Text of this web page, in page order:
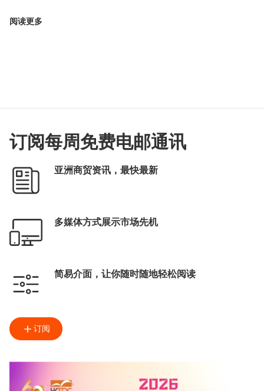
阅读更多
订阅每周免费电邮通讯
亚洲商贸资讯，最快最新
多媒体方式展示市场先机
简易介面，让你随时随地轻松阅读
订阅